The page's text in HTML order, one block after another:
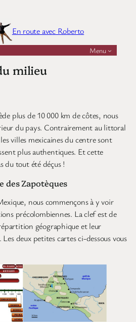
En route avec Roberto
Menu
milieu
plus de 10 000 km de côtes, nous
du pays. Contrairement au littoral
villes mexicaines du centre sont
plus authentiques. Et cette
du tout été déçus !
des Zapotèques
nous commençons à y voir
précolombiennes. La clef est de
géographique et leur
deux petites cartes ci-dessous vous